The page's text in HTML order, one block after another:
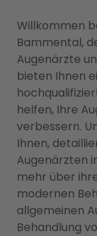
Willkommen
Bammental,
Augenärzte
bieten Ihnen
helfen, Ihre
verbessern.
Ihnen,
Augenärzten
mehr über
modernen
allgemeinen
Behandlung